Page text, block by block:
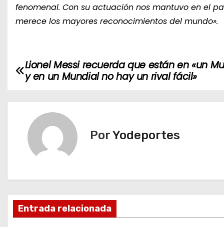
fenomenal. Con su actuación nos mantuvo en el
merece los mayores reconocimientos del mundo».
N
c
i
Lionel Messi recuerda que están en «un
y en un Mundial no hay un rival fácil»
PorYodeportes
Entrada relacionada